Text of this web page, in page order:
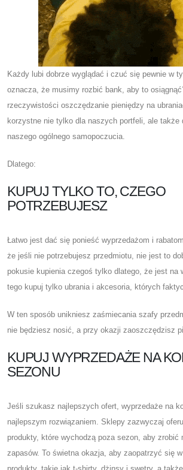
Każdy lubi dobrze wyglądać i czuć się pewnie w
oznacza, że ​​musimy rozbić bank, aby to
rzeczywistości oszczędzanie pieniędzy na
korzystne nie tylko dla naszych portfeli, ale także
naszego ogólnego samopoczucia.
Dlatego:
KUPUJ TYLKO TO, CZEGO
POTRZEBUJESZ
Łatwo jest dać się ponieść wyprzedażom i
że ​​jeśli nie potrzebujesz przedmiotu, nie jest to
pokusie kupienia czegoś tylko dlatego, że jest na
tego kupuj tylko ubrania i akcesoria, których
W ten sposób unikniesz zaśmiecania szafy
nie będziesz nosić, a przy okazji zaoszczędzisz
KUPUJ WYPRZEDAŻE NA
SEZONU
Jeśli szukasz najlepszych ofert, wyprzedaże na
najlepszym rozwiązaniem. Sklepy zazwyczaj
produkty, które wychodzą poza sezon, aby zrobić
zapasów. To świetna okazja, aby zaopatrzyć się